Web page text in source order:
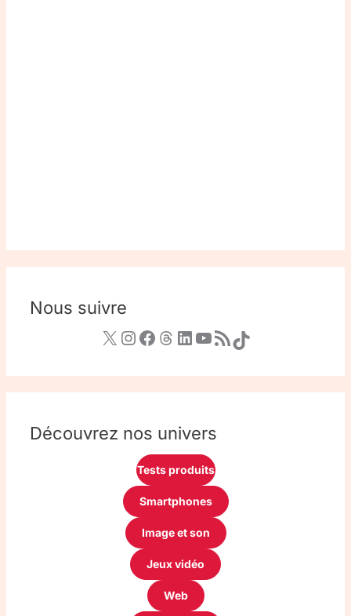
Nous suivre
Découvrez nos univers
Tests produits
Smartphones
Image et son
Jeux vidéo
Web